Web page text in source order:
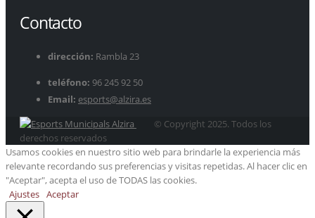
Contacto
dirección: Rambla 23
teléfono: 96 245 92 50
Email: esports@alzira.es
© Copyright 2025. Todos los
derechos reservados
Usamos cookies en nuestro sitio web para brindarle la experiencia más
relevante recordando sus preferencias y visitas repetidas. Al hacer clic en
"Aceptar", acepta el uso de TODAS las cookies.
Ajustes Aceptar